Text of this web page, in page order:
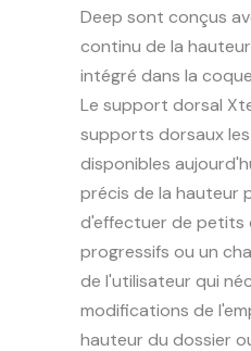
Deep sont conçus
continu de la
intégré dans la
Le support dorsal
supports dorsaux
disponibles
précis de la hauteur
d'effectuer de petits
progressifs ou un
de l'utilisateur qui
modifications de
hauteur du dossier